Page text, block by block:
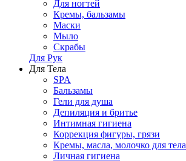
Для ногтей
Кремы, бальзамы
Маски
Мыло
Скрабы
Для Рук
Для Тела
SPA
Бальзамы
Гели для душа
Депиляция и бритье
Интимная гигиена
Коррекция фигуры, грязи
Кремы, масла, молочко для тела
Личная гигиена